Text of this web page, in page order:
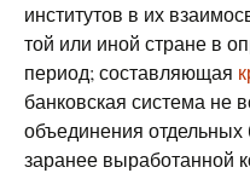
институтов в их
той или иной стране в
период; составляющая
банковская система не
объединения отдельных
заранее выработанной